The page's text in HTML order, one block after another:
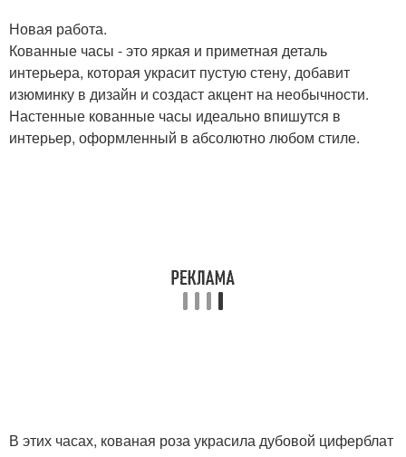
Новая работа.
Кованные часы - это яркая и приметная деталь
интерьера, которая украсит пустую стену, добавит
изюминку в дизайн и создаст акцент на необычности.
Настенные кованные часы идеально впишутся в
интерьер, оформленный в абсолютно любом стиле.
В этих часах, кованая роза украсила дубовой циферблат